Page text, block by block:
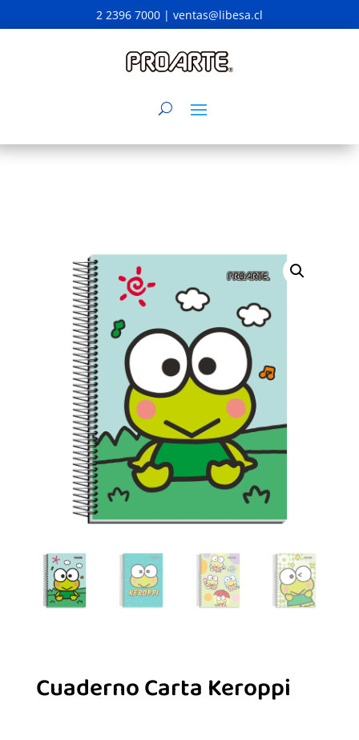
2 2396 7000 | ventas@libesa.cl
Cuaderno Carta Keroppi